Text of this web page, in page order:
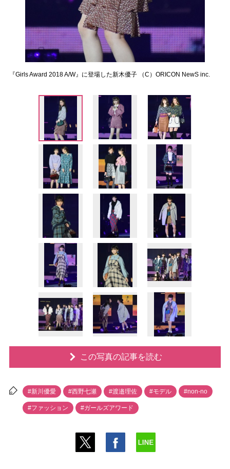
『Girls Award 2018 A/W』に登場した新木優子 （C）ORICON NewS inc.
この写真の記事を読む
#新川優愛 #西野七瀬 #渡邉理佐 #モデル #non-no
#ファッション #ガールズアワード